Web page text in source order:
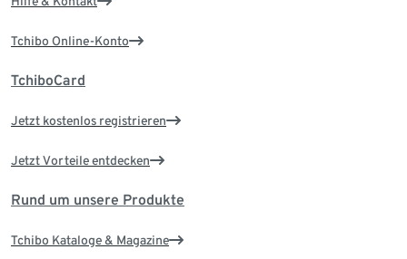
Tchibo Online-Konto
TchiboCard
Jetzt kostenlos registrieren
Jetzt Vorteile entdecken
Rund um unsere Produkte
Tchibo Kataloge & Magazine